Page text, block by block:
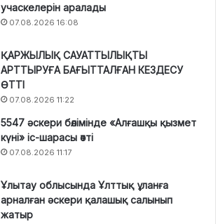
учаскелерін аралады
07.08.2026 16:08
ҚАРЖЫЛЫҚ САУАТТЫЛЫҚТЫ
АРТТЫРУҒА БАҒЫТТАЛҒАН КЕЗДЕСУ
ӨТТІ
07.08.2026 11:22
5547 әскери бөлімінде «Алғашқы қызмет
күні» іс-шарасы өтті
07.08.2026 11:17
Ұлытау облысында Ұлттық ұланға
арналған әскери қалашық салынып
жатыр